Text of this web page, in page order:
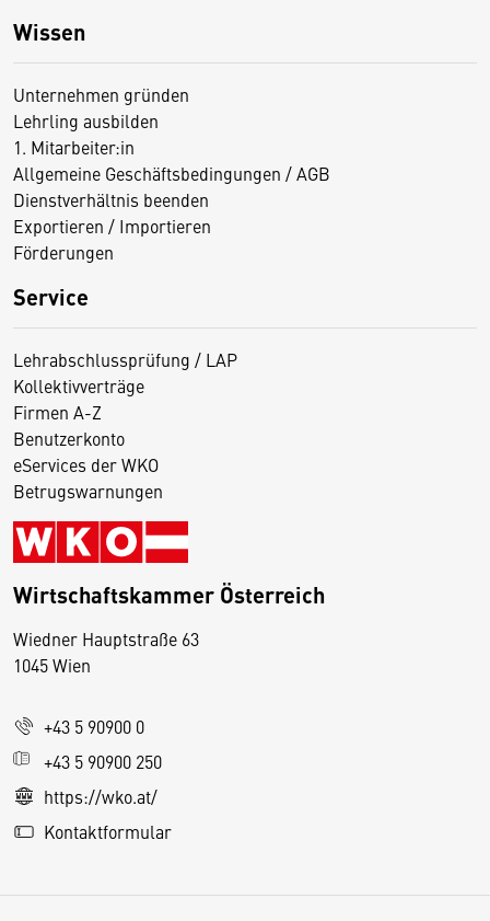
Wissen
Unternehmen gründen
Lehrling ausbilden
1. Mitarbeiter:in
Allgemeine Geschäftsbedingungen / AGB
Dienstverhältnis beenden
Exportieren / Importieren
Förderungen
Service
Lehrabschlussprüfung / LAP
Kollektivverträge
Firmen A-Z
Benutzerkonto
eServices der WKO
Betrugswarnungen
Wirtschaftskammer Österreich
Wiedner Hauptstraße 63
1045 Wien
+43 5 90900 0
+43 5 90900 250
https://wko.at/
Kontaktformular
D
s
e
S
e